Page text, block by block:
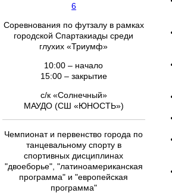
6
Соревнования по футзалу в рамках
городской Спартакиады среди
глухих «Триумф»
10:00 – начало
15:00 – закрытие
с/к «Солнечный»
МАУДО (СШ «ЮНОСТЬ»)
Чемпионат и первенство города по
танцевальному спорту в
спортивных дисциплинах
"двоеборье", "латиноамериканская
программа" и "европейская
программа"